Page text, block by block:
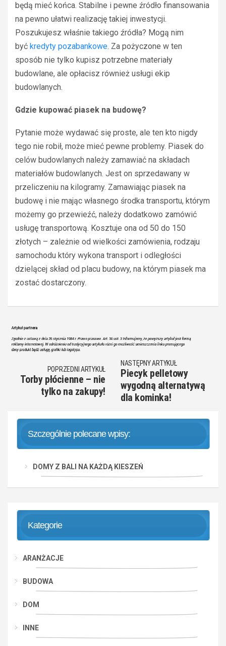
będą mieć końca. Stabilne i pewne źródło finansowania
na pewno ułatwi realizację takiej inwestycji.
Poszukujesz właśnie takiego źródła? Mogą nim
być kredyty pozabankowe. Za pożyczone w ten
sposób nie tylko kupisz potrzebne materiały
budowlane, ale opłacisz również usługi ekip
budowlanych.
Gdzie kupować piasek na budowę?
Pytanie może wydawać się proste, ale ten kto nigdy
tego nie robił, może mieć pewne problemy. Piasek do
celów budowlanych należy zamawiać na składach
materiałów budowlanych. Jest on sprzedawany w
przeliczeniu na kilogramy. Zamawiając piasek na
budowę i nie mając własnego środka transportu, którym
możemy go przewieźć, należy dodatkowo zamówić
usługę transportową. Kosztuje ona od 50 do 150
złotych – zależnie od wielkości zamówienia, rodzaju
samochodu który wykona transport i odległości
dzielącej skład od placu budowy, na którym piasek ma
zostać dostarczony.
POPRZEDNI ARTYKUŁ
Torby płócienne – nie
tylko na zakupy!
NASTĘPNY ARTYKUŁ
Piecyk pelletowy
wygodną alternatywą
dla kominka!
Szczególnie polecane wpisy:
DOMY Z BALI NA KAŻDĄ KIESZEŃ
Kategorie
ARANŻACJE
BUDOWA
DOM
INNE